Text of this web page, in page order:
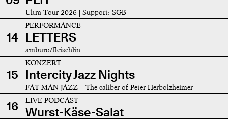
Ultra Tour 2026 | Support: SGB
14
PERFORMANCE
LETTERS
amburo/fleischlin
15
KONZERT
Intercity Jazz Nights
FAT MAN JAZZ – The caliber of Peter Herbolzheimer
16 LIVE-PODCAST
Wurst-Käse-Salat